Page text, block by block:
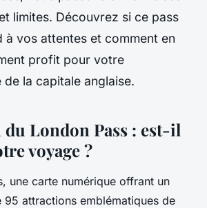
limites. Découvrez si ce pass
à vos attentes et comment en
profit pour votre
la capitale anglaise.
London Pass : est-il
voyage ?
une carte numérique offrant un
95 attractions emblématiques de